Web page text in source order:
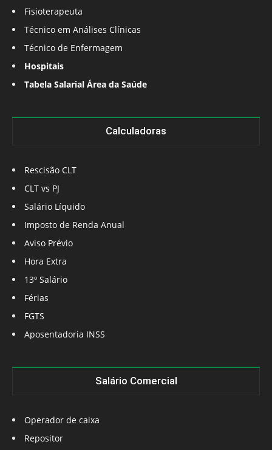
Fisioterapeuta
Técnico em Análises Clínicas
Técnico de Enfermagem
Hospitais
Tabela Salarial Área da Saúde
Calculadoras
Rescisão CLT
CLT vs PJ
Salário Líquido
Imposto de Renda Anual
Aviso Prévio
Hora Extra
13º Salário
Férias
FGTS
Aposentadoria INSS
Salário Comercial
Operador de caixa
Repositor